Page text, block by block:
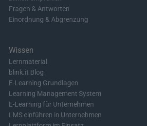
Fragen & Antworten
Einordnung & Abgrenzung
Wissen
Lernmaterial
blink.it Blog
E-Learning Grundlagen
Learning Management System
E-Learning für Unternehmen
LMS einführen in Unternehmen